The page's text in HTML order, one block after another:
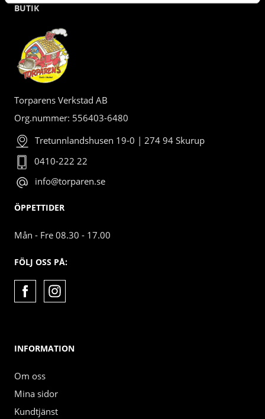
BUTIK
Torparens Verkstad AB
Org.nummer: 556403-6480
Tretunnlandshusen 19-0 | 274 94 Skurup
0410-222 22
info@torparen.se
ÖPPETTIDER
Mån - Fre 08.30 - 17.00
FÖLJ OSS PÅ:
INFORMATION
Om oss
Mina sidor
Kundtjänst